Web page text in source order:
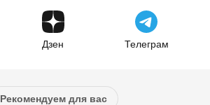
Дзен Телеграм
Рекомендуем для вас